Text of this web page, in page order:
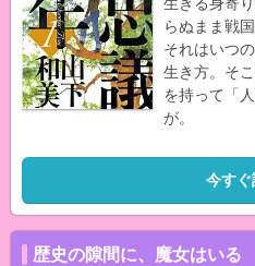
らぬまま戦
それはいつ
生き方。そ
を持って「
が。
今すぐ
歴史の隙間に、魔女はいる